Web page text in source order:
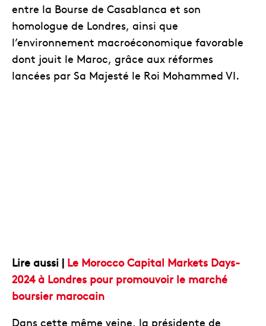
entre la Bourse de Casablanca et son
homologue de Londres, ainsi que
l’environnement macroéconomique favorable
dont jouit le Maroc, grâce aux réformes
lancées par Sa Majesté le Roi Mohammed VI.
Lire aussi | Le Morocco Capital Markets Days-
2024 à Londres pour promouvoir le marché
boursier marocain
Dans cette même veine, la présidente de